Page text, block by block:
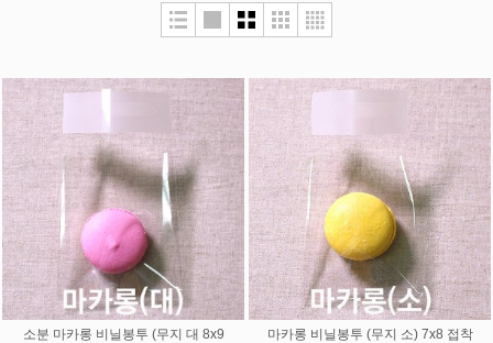
소분 마카롱 비닐봉투 (무지 대 8x9
마카롱 비닐봉투 (무지 소) 7x8 접착